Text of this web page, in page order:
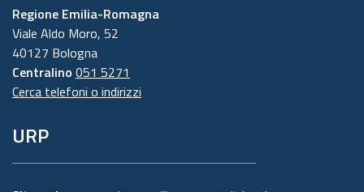
Regione Emilia-Romagna
Viale Aldo Moro, 52
40127 Bologna
Centralino 051 5271
Cerca telefoni o indirizzi
URP